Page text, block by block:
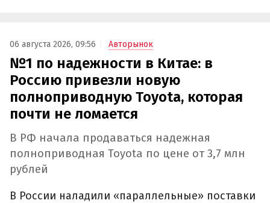
06 августа 2026, 09:56 Авторынок
№1 по надежности в Китае: в
Россию привезли новую
полноприводную Toyota, которая
почти не ломается
В РФ начала продаваться надежная
полноприводная Toyota по цене от 3,7 млн
рублей
В России наладили «параллельные» поставки